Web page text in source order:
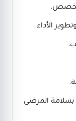
الأداء.
بسلامة المرضى